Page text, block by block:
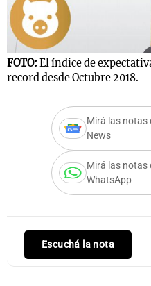
FOTO: El índice de
record desde Octubre 2018.
Mirá las notas
News
Mirá las notas
WhatsApp
Escuchá la nota
Notas
Mundial 2026